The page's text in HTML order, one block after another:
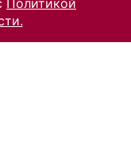
Политикой